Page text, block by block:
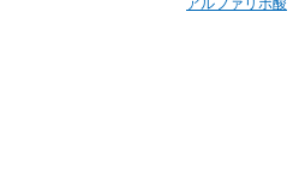
アルファリポ酸